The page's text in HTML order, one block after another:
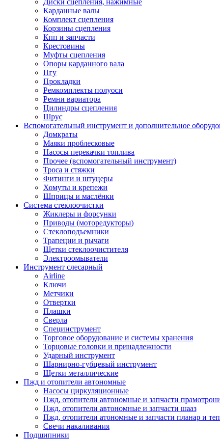
Диски сцепления, нажимные
Карданные валы
Комплект сцепления
Корзины сцепления
Кпп и запчасти
Крестовины
Муфты сцепления
Опоры карданного вала
Пгу
Прокладки
Ремкомплекты полуоси
Ремни вариатора
Цилиндры сцепления
Шрус
Вспомогательный инструмент и дополнительное
Домкраты
Маяки проблесковые
Насосы перекачки топлива
Прочее (вспомогательный инструмент)
Троса и стяжки
Фитинги и штуцеры
Хомуты и крепежи
Шприцы и маслёнки
Система стеклоочистки
Жиклеры и форсунки
Приводы (моторедукторы)
Стеклоподъемники
Трапеции и рычаги
Щетки стеклоочистителя
Электроомыватели
Инструмент слесарный
Airline
Ключи
Метчики
Отвертки
Плашки
Сверла
Специнструмент
Торговое оборудование и системы хранения
Торцовые головки и принадлежности
Ударный инструмент
Шарнирно-губцевый инструмент
Щетки металлические
Пжд и отопители автономные
Насосы циркуляционные
Пжд, отопители автономные и запчасти
Пжд, отопители автономные и запчасти шааз
Пжд, отопители атономные и запчасти планар и
Свечи накаливания
Подшипники